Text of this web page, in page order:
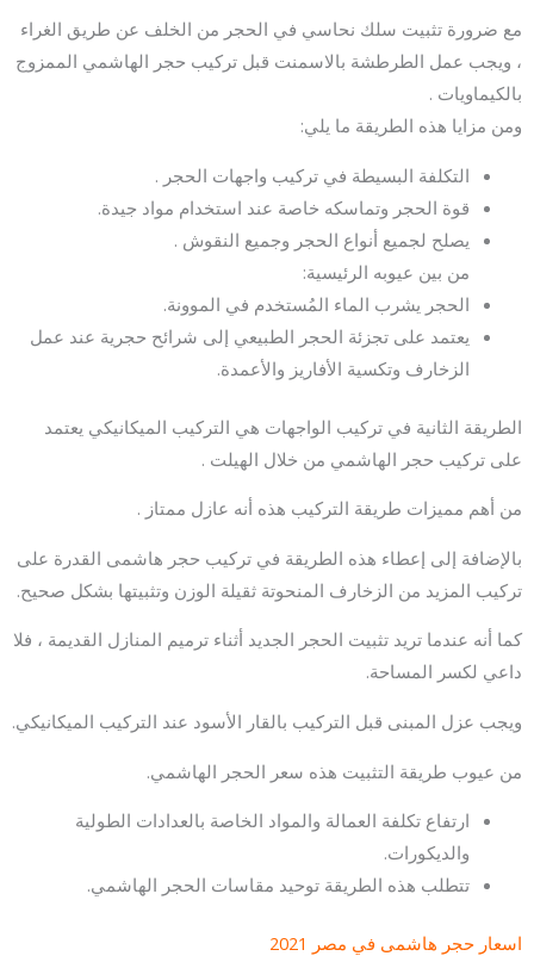
مع ضرورة تثبيت سلك نحاسي في الحجر من الخلف عن طريق الغراء
، ويجب عمل الطرطشة بالاسمنت قبل تركيب حجر الهاشمي الممزوج
بالكيماويات .
ومن مزايا هذه الطريقة ما يلي:
التكلفة البسيطة في تركيب واجهات الحجر .
قوة الحجر وتماسكه خاصة عند استخدام مواد جيدة.
يصلح لجميع أنواع الحجر وجميع النقوش .
من بين عيوبه الرئيسية:
الحجر يشرب الماء المُستخدم في الموونة.
يعتمد على تجزئة الحجر الطبيعي إلى شرائح حجرية عند عمل
الزخارف وتكسية الأفاريز والأعمدة.
الطريقة الثانية في تركيب الواجهات هي التركيب الميكانيكي يعتمد
على تركيب حجر الهاشمي من خلال الهيلت .
من أهم مميزات طريقة التركيب هذه أنه عازل ممتاز .
بالإضافة إلى إعطاء هذه الطريقة في تركيب حجر هاشمى القدرة على
تركيب المزيد من الزخارف المنحوتة ثقيلة الوزن وتثبيتها بشكل صحيح.
كما أنه عندما تريد تثبيت الحجر الجديد أثناء ترميم المنازل القديمة ، فلا
داعي لكسر المساحة.
ويجب عزل المبنى قبل التركيب بالقار الأسود عند التركيب الميكانيكي.
من عيوب طريقة التثبيت هذه سعر الحجر الهاشمي.
ارتفاع تكلفة العمالة والمواد الخاصة بالعدادات الطولية
والديكورات.
تتطلب هذه الطريقة توحيد مقاسات الحجر الهاشمي.
اسعار حجر هاشمى في مصر 2021